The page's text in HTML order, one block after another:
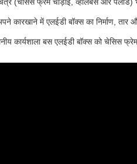
में एलईडी बॉक्स का निर्माण, तार
कार्यशाला बस एलईडी बॉक्स को चेसिस